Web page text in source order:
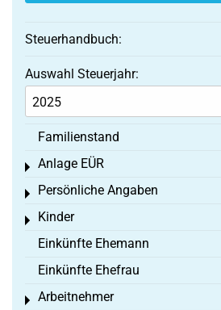
Steuerhandbuch:
Auswahl Steuerjahr:
Familienstand
Anlage EÜR
Toggle menu
Persönliche Angaben
Toggle menu
Kinder
Toggle menu
Einkünfte Ehemann
Einkünfte Ehefrau
Arbeitnehmer
Toggle menu